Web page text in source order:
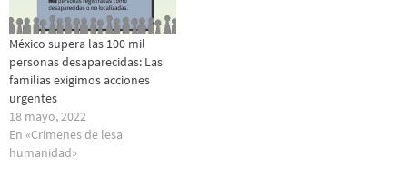
México supera las 100 mil
personas desaparecidas: Las
familias exigimos acciones
urgentes
18 mayo, 2022
En «Crímenes de lesa
humanidad»